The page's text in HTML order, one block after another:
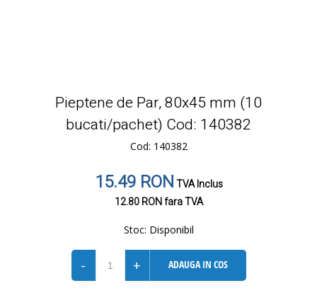
Pieptene de Par, 80x45 mm (10
bucati/pachet) Cod: 140382
Cod: 140382
15.49 RONTVA Inclus
12.80 RONfara TVA
Stoc: Disponibil
- + ADAUGA IN COS